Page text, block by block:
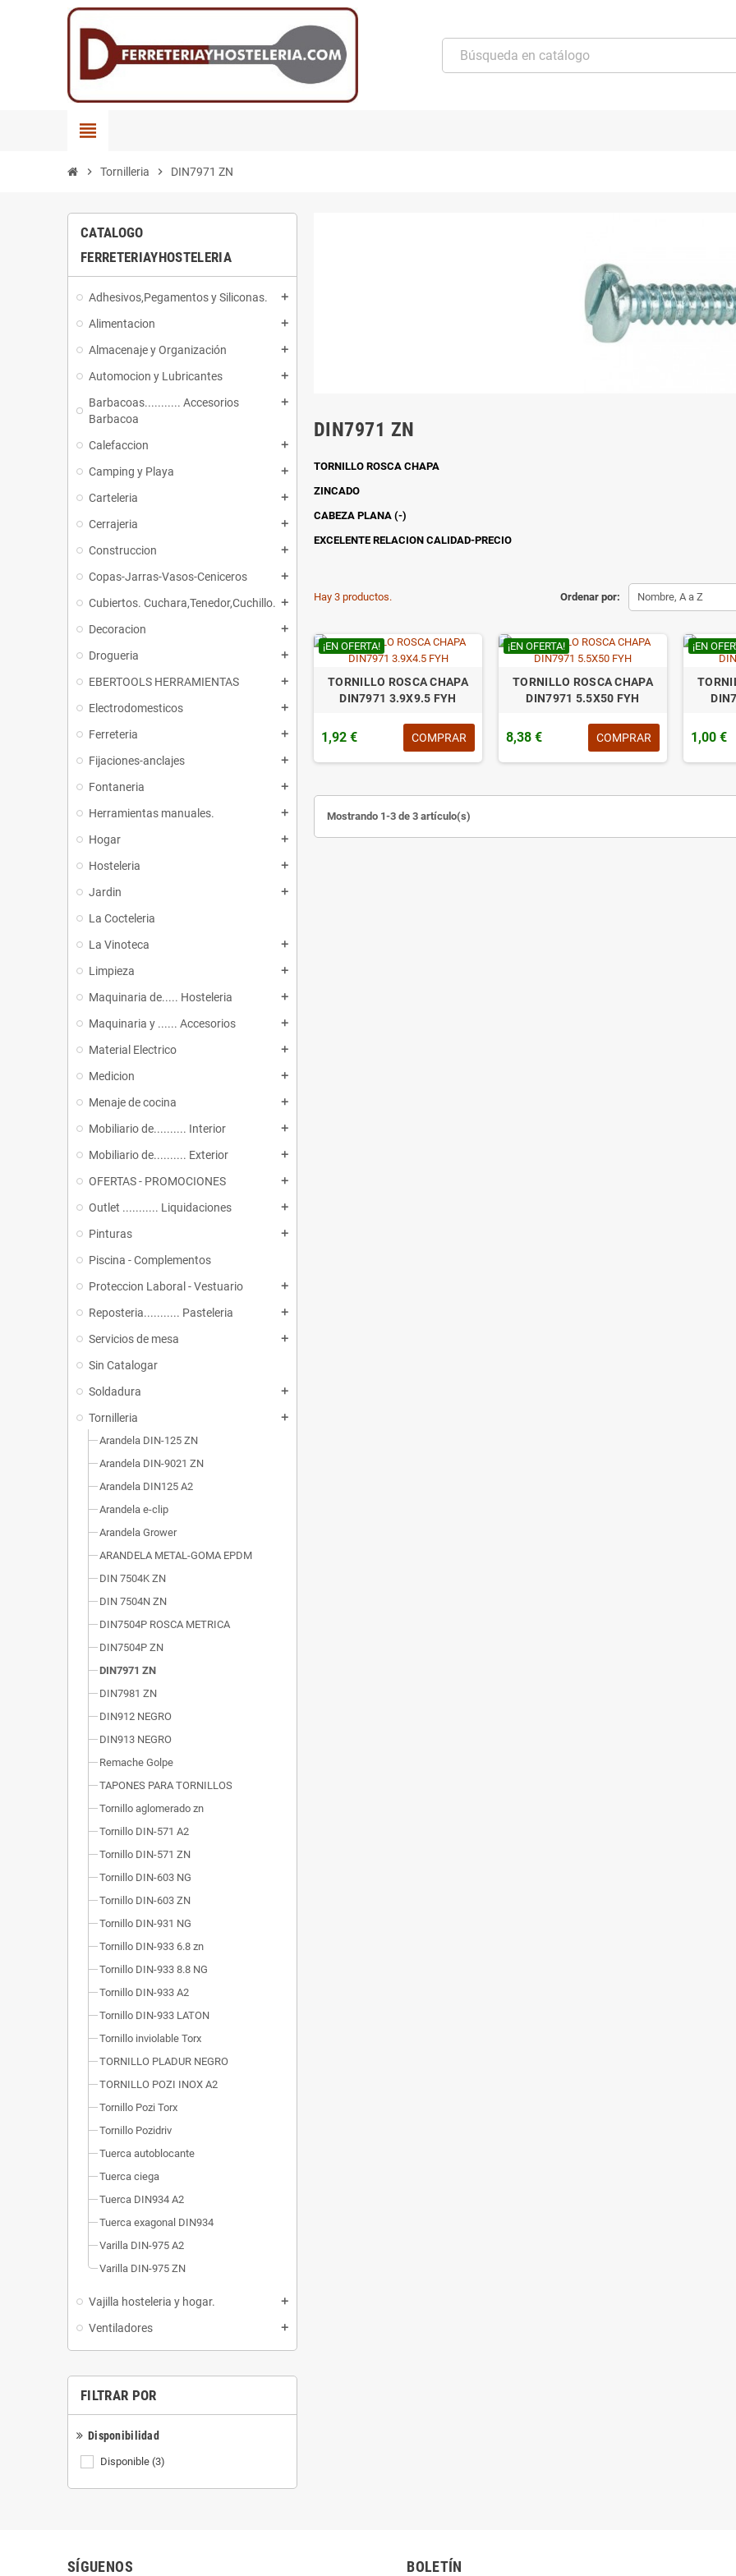
view_headline
chevron_right Tornilleria chevron_right DIN7971 ZN
CATALOGO
FERRETERIAYHOSTELERIA
Adhesivos,Pegamentos y Siliconas. add
Alimentacion add
Almacenaje y Organización add
Automocion y Lubricantes add
Barbacoas........... Accesorios
Barbacoa
add
Calefaccion add
Camping y Playa add
Carteleria add
Cerrajeria add
Construccion add
Copas-Jarras-Vasos-Ceniceros add
Cubiertos. Cuchara,Tenedor,Cuchillo. add
Decoracion add
Drogueria add
EBERTOOLS HERRAMIENTAS add
Electrodomesticos add
Ferreteria add
Fijaciones-anclajes add
Fontaneria add
Herramientas manuales. add
Hogar add
Hosteleria add
Jardin add
La Cocteleria
La Vinoteca
add
Limpieza add
Maquinaria de..... Hosteleria add
Maquinaria y ...... Accesorios add
Material Electrico add
Medicion add
Menaje de cocina add
Mobiliario de.......... Interior add
Mobiliario de.......... Exterior add
OFERTAS - PROMOCIONES add
Outlet ........... Liquidaciones add
Pinturas add
Piscina - Complementos
Proteccion Laboral - Vestuario
add
Reposteria........... Pasteleria add
Servicios de mesa add
Sin Catalogar
Soldadura
add
Tornilleria add
Arandela DIN-125 ZN
Arandela DIN-9021 ZN
Arandela DIN125 A2
Arandela e-clip
Arandela Grower
ARANDELA METAL-GOMA EPDM
DIN 7504K ZN
DIN 7504N ZN
DIN7504P ROSCA METRICA
DIN7504P ZN
DIN7971 ZN
DIN7981 ZN
DIN912 NEGRO
DIN913 NEGRO
Remache Golpe
TAPONES PARA TORNILLOS
Tornillo aglomerado zn
Tornillo DIN-571 A2
Tornillo DIN-571 ZN
Tornillo DIN-603 NG
Tornillo DIN-603 ZN
Tornillo DIN-931 NG
Tornillo DIN-933 6.8 zn
Tornillo DIN-933 8.8 NG
Tornillo DIN-933 A2
Tornillo DIN-933 LATON
Tornillo inviolable Torx
TORNILLO PLADUR NEGRO
TORNILLO POZI INOX A2
Tornillo Pozi Torx
Tornillo Pozidriv
Tuerca autoblocante
Tuerca ciega
Tuerca DIN934 A2
Tuerca exagonal DIN934
Varilla DIN-975 A2
Varilla DIN-975 ZN
Vajilla hosteleria y hogar. add
Ventiladores add
FILTRAR POR
Disponibilidad
Disponible (3)
DIN7971 ZN
TORNILLO ROSCA CHAPA
ZINCADO
CABEZA PLANA (-)
EXCELENTE RELACION CALIDAD-PRECIO
Ordenar por: Nombre, A a Z
Hay 3 productos.
¡EN OFERTA!
TORNILLO ROSCA CHAPA
DIN7971 3.9X9.5 FYH
1,92 € COMPRAR
¡EN OFERTA!
TORNILLO ROSCA CHAPA
DIN7971 5.5X50 FYH
8,38 € COMPRAR
¡EN
1,00 €
Mostrando 1-3 de 3 artículo(s)
SÍGUENOS BOLETÍN